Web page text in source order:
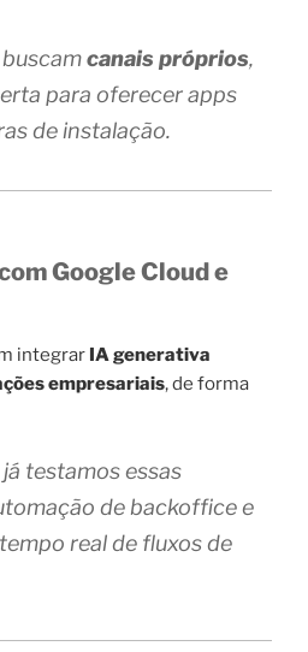
canais próprios,
para oferecer apps
de instalação.
Google Cloud e
integrar IA generativa
empresariais, de forma
testamos essas
de backoffice e
real de fluxos de